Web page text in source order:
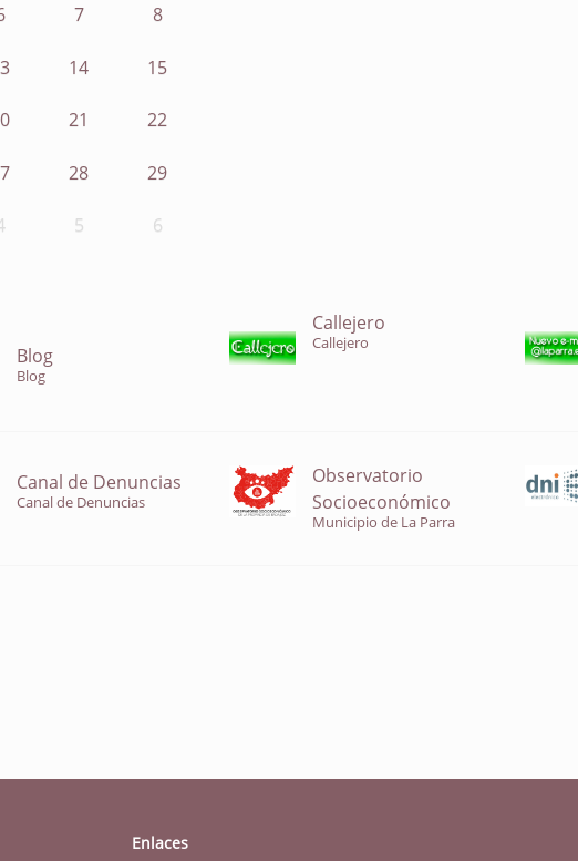
7 8
14 15
21 22
28 29
5 6
Blog
Blog
Callejero
Callejero
Canal de Denuncias
Canal de Denuncias
Observatorio
Socioeconómico
Municipio de La Parra
Enlaces